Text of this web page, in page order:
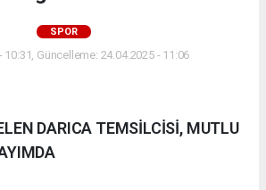
SPOR
10:31, Güncelleme: 24.04.2025 - 11:06
DARICA TEMSİLCİSİ, MUTLU